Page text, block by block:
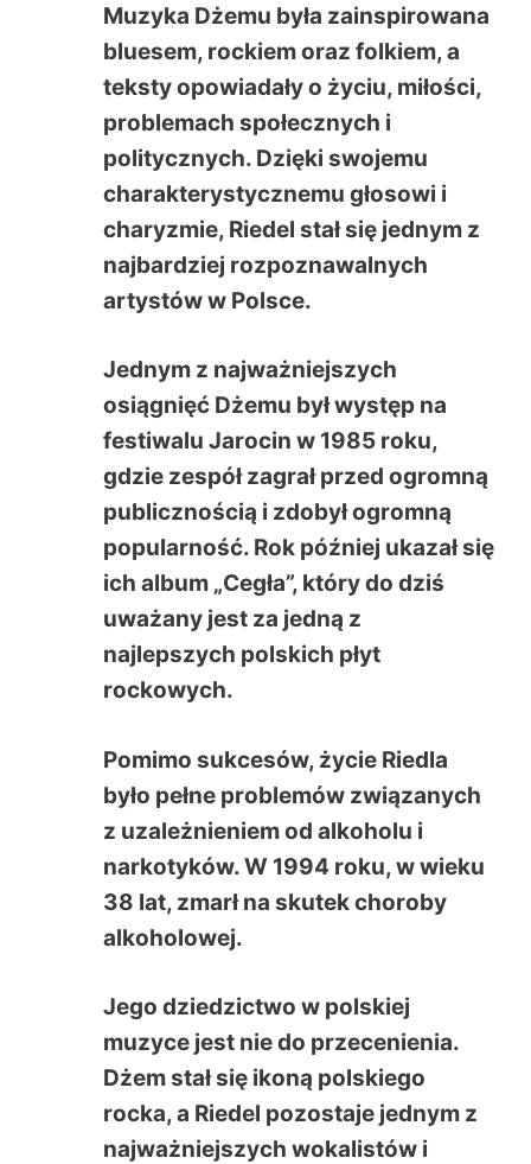
Muzyka Dżemu była zainspirowana
bluesem, rockiem oraz folkiem, a
teksty opowiadały o życiu, miłości,
problemach społecznych i
politycznych. Dzięki swojemu
charakterystycznemu głosowi i
charyzmie, Riedel stał się jednym z
najbardziej rozpoznawalnych
artystów w Polsce.
Jednym z najważniejszych
osiągnięć Dżemu był występ na
festiwalu Jarocin w 1985 roku,
gdzie zespół zagrał przed ogromną
publicznością i zdobył ogromną
popularność. Rok później ukazał się
ich album „Cegła”, który do dziś
uważany jest za jedną z
najlepszych polskich płyt
rockowych.
Pomimo sukcesów, życie Riedla
było pełne problemów związanych
z uzależnieniem od alkoholu i
narkotyków. W 1994 roku, w wieku
38 lat, zmarł na skutek choroby
alkoholowej.
Jego dziedzictwo w polskiej
muzyce jest nie do przecenienia.
Dżem stał się ikoną polskiego
rocka, a Riedel pozostaje jednym z
najważniejszych wokalistów i